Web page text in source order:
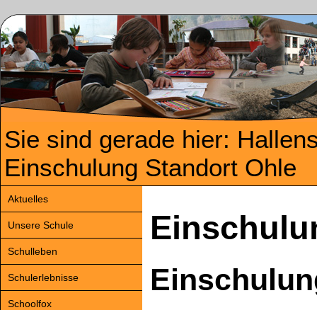
Sie sind gerade hier:
Einschulung Standort Ohle
Aktuelles
Unsere Schule
Schulleben
Schulerlebnisse
Schoolfox